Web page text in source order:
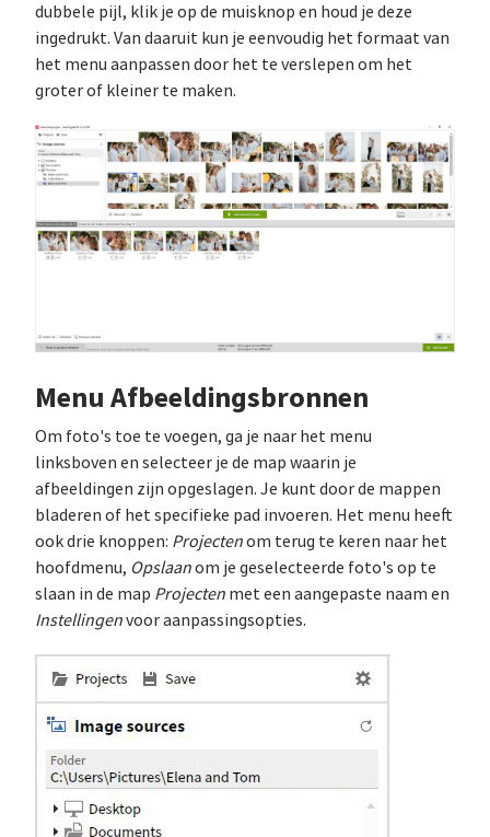
dubbele pijl, klik je op de muisknop en houd je deze
ingedrukt. Van daaruit kun je eenvoudig het formaat van
het menu aanpassen door het te verslepen om het
groter of kleiner te maken.
Menu Afbeeldingsbronnen
Om foto's toe te voegen, ga je naar het menu
linksboven en selecteer je de map waarin je
afbeeldingen zijn opgeslagen. Je kunt door de mappen
bladeren of het specifieke pad invoeren. Het menu heeft
ook drie knoppen: Projectenom terug te keren naar het
hoofdmenu, Opslaanom je geselecteerde foto's op te
slaan in de map Projecten met een aangepaste naam en
Instellingenvoor aanpassingsopties.